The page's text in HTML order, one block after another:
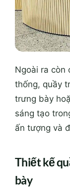
Ngoài ra còn
thống, quầy
trưng bày
sáng tạo
ấn tượng và
Thiết kế
bày